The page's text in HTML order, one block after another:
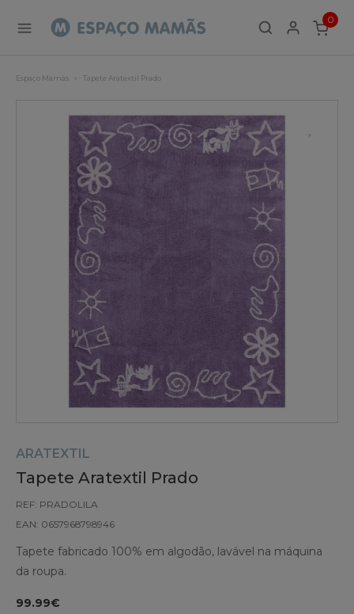
0
ITEMS
Espaço Mamãs Tapete Aratextil Prado
ARATEXTIL
Tapete Aratextil Prado
REF: PRADOLILA
EAN: 0657968798946
Tapete fabricado 100% em algodão, lavável na máquina
da roupa.
99.99€